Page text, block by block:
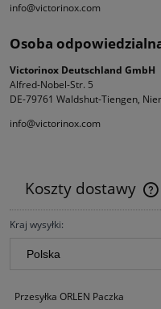
info@victorinox.com
Osoba
Victorinox Deutschland GmbH
Alfred-Nobel-Str. 5
DE-79761 Waldshut-Tiengen,
info@victorinox.com
Koszty dostawy
Cena nie zawiera
Kraj wysyłki:
Przesyłka ORLEN Paczka